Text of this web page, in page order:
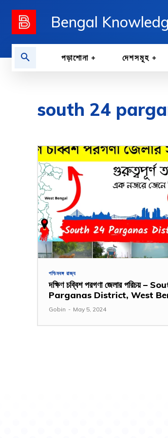
Bengal
পড়াশোনা দেশসমূহ
south 24
পশ্চিমবঙ্গ রাজ্য
দক্ষিণ চব্বিশ পরগণা জেলার পরিচয় –
Parganas District, West
Gobin - May 5, 2024